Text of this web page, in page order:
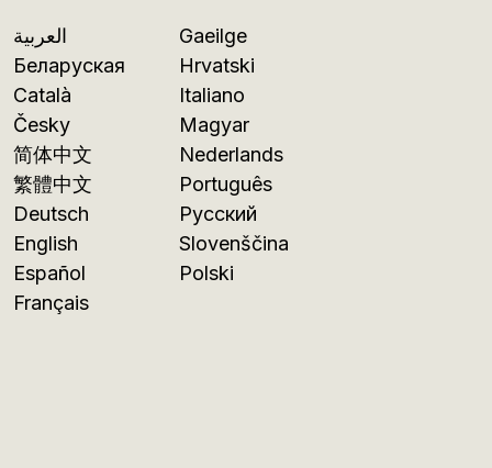
العربية
Беларуская
Català
Česky
简体中文
繁體中文
Deutsch
English
Español
Français
Gaeilge
Hrvatski
Italiano
Magyar
Nederlands
Português
Русский
Slovenščina
Polski